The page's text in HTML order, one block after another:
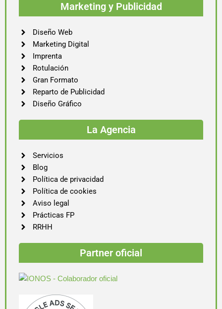
Marketing y Publicidad
Diseño Web
Marketing Digital
Imprenta
Rotulación
Gran Formato
Reparto de Publicidad
Diseño Gráfico
La Agencia
Servicios
Blog
Política de privacidad
Política de cookies
Aviso legal
Prácticas FP
RRHH
Partner oficial